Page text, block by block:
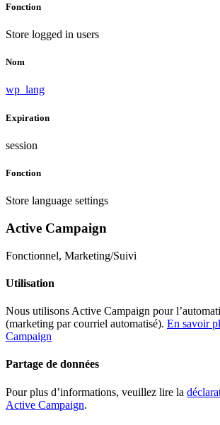
Fonction
Store logged in users
Nom
wp_lang
Expiration
session
Fonction
Store language settings
Active Campaign
Fonctionnel, Marketing/Suivi
Utilisation
Nous utilisons Active Campaign pour
(marketing par courriel automatisé). En savoir
Campaign
Partage de données
Pour plus d’informations, veuillez lire la
Active Campaign.